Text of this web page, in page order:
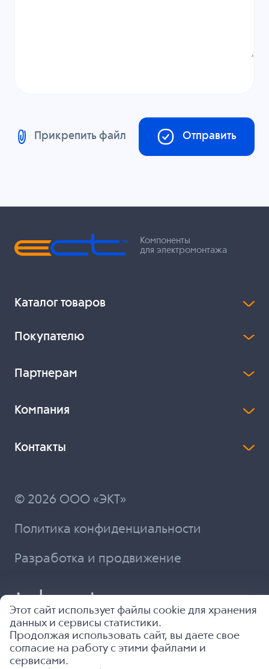
Прикрепить файл Отправить
Компоненты
для электромонтажа
Каталог товаров
Покупателю
Партнерам
Компания
Контакты
© 2026 ООО «ЭКТ»
Политика конфиденциальности
Разработка и продвижение
Этот сайт использует файлы cookie для хранения
данных и сервисы статистики.
Продолжая использовать сайт, вы даете свое
согласие на работу с этими файлами и
сервисами.